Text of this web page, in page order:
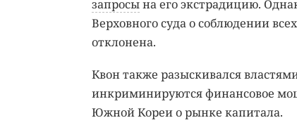
запросына его экстрадицию.
Верховного суда о соблюдении
отклонена.
Квон также разыскивался
инкриминируются финансовое
Южной Кореи о рынке капитала.